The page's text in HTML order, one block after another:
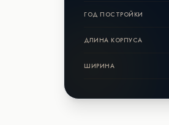
ГОД ПОСТРОЙКИ
ДЛИНА КОРПУСА
ШИРИНА